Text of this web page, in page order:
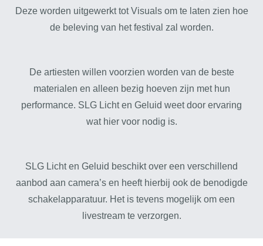
Deze worden uitgewerkt tot Visuals om te laten zien hoe
de beleving van het festival zal worden.
De artiesten willen voorzien worden van de beste
materialen en alleen bezig hoeven zijn met hun
performance. SLG Licht en Geluid weet door ervaring
wat hier voor nodig is.
SLG Licht en Geluid beschikt over een verschillend
aanbod aan camera’s en heeft hierbij ook de benodigde
schakelapparatuur. Het is tevens mogelijk om een
livestream te verzorgen.